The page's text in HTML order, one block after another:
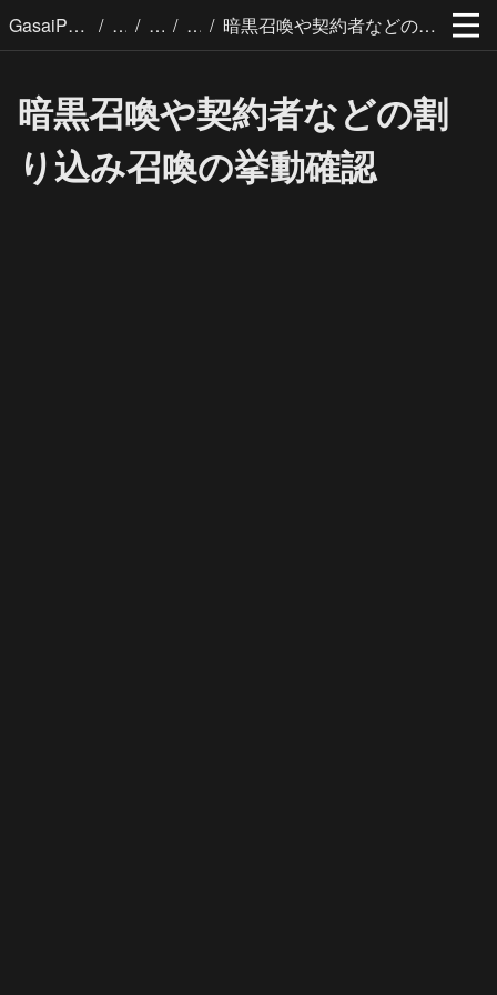
GasaiPages / / / / 暗黒召喚や契約者などの割り込み召喚の挙動確認
暗黒召喚や契約者などの割
り込み召喚の挙動確認